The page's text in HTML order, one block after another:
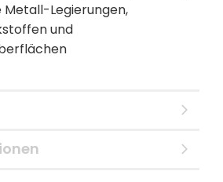
Metall-Legierungen,
und